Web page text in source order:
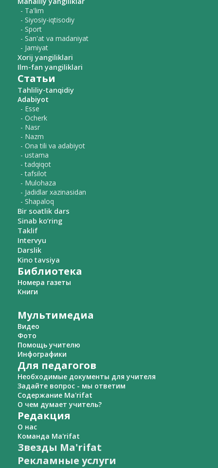
- Ta'lim
- Siyosiy-iqtisodiy
- Sport
- San'at va madaniyat
- Jamiyat
Xorij yangiliklari
Ilm-fan yangiliklari
Статьи
Tahliliy-tanqidiy
Adabiyot
- Esse
- Ocherk
- Nasr
- Nazm
- Ona tili va adabiyot
- ustama
- tadqiqot
- tafsilot
- Mulohaza
- Jadidlar xazinasidan
- Shapaloq
Bir soatlik dars
Sinab ko‘ring
Taklif
Intervyu
Darslik
Kino tavsiya
Библиотека
Номера газеты
Книги
Мультимедиа
Видео
Фото
Помощь учителю
Инфографики
Для педагогов
Необходимые документы для учителя
Задайте вопрос - мы ответим
Содержание Ma'rifat
О чем думает учитель?
Редакция
О нас
Команда Ma'rifat
Звезды Ma'rifat
Рекламные услуги